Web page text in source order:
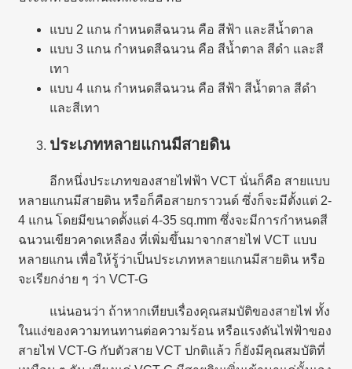
แบบ 2 แกน กำหนดสีฉนวน คือ สีฟ้า และสีน้ำตาล
แบบ 3 แกน กำหนดสีฉนวน คือ สีน้ำตาล สีดำ และสี
เทา
แบบ 4 แกน กำหนดสีฉนวน คือ สีฟ้า สีน้ำตาล สีดำ
และสีเทา
ประเภทหลายแกนมีสายดิน
อีกหนึ่งประเภทของสายไฟฟ้า VCT นั่นก็คือ สายแบบ
หลายแกนมีสายดิน หรือก็คือสายกราวนด์ ซึ่งก็จะมีตั้งแต่ 2-
4 แกน โดยมีขนาดตั้งแต่ 4-35 sq.mm ซึ่งจะมีการกำหนดสี
ฉนวนเขียวคาดเหลือง ที่เพิ่มขึ้นมาจากสายไฟ VCT แบบ
หลายแกน เพื่อให้รู้ว่าเป็นประเภทหลายแกนมีสายดิน หรือ
จะเรียกง่าย ๆ ว่า VCT-G
แน่นอนว่า ถ้าหากเทียบเรื่องคุณสมบัติของสายไฟ ทั้ง
ในแง่ของความทนทานต่อความร้อน หรือแรงดันไฟฟ้าของ
สายไฟ VCT-G กับตัวสาย VCT ปกติแล้ว ก็ยังมีคุณสมบัติที่